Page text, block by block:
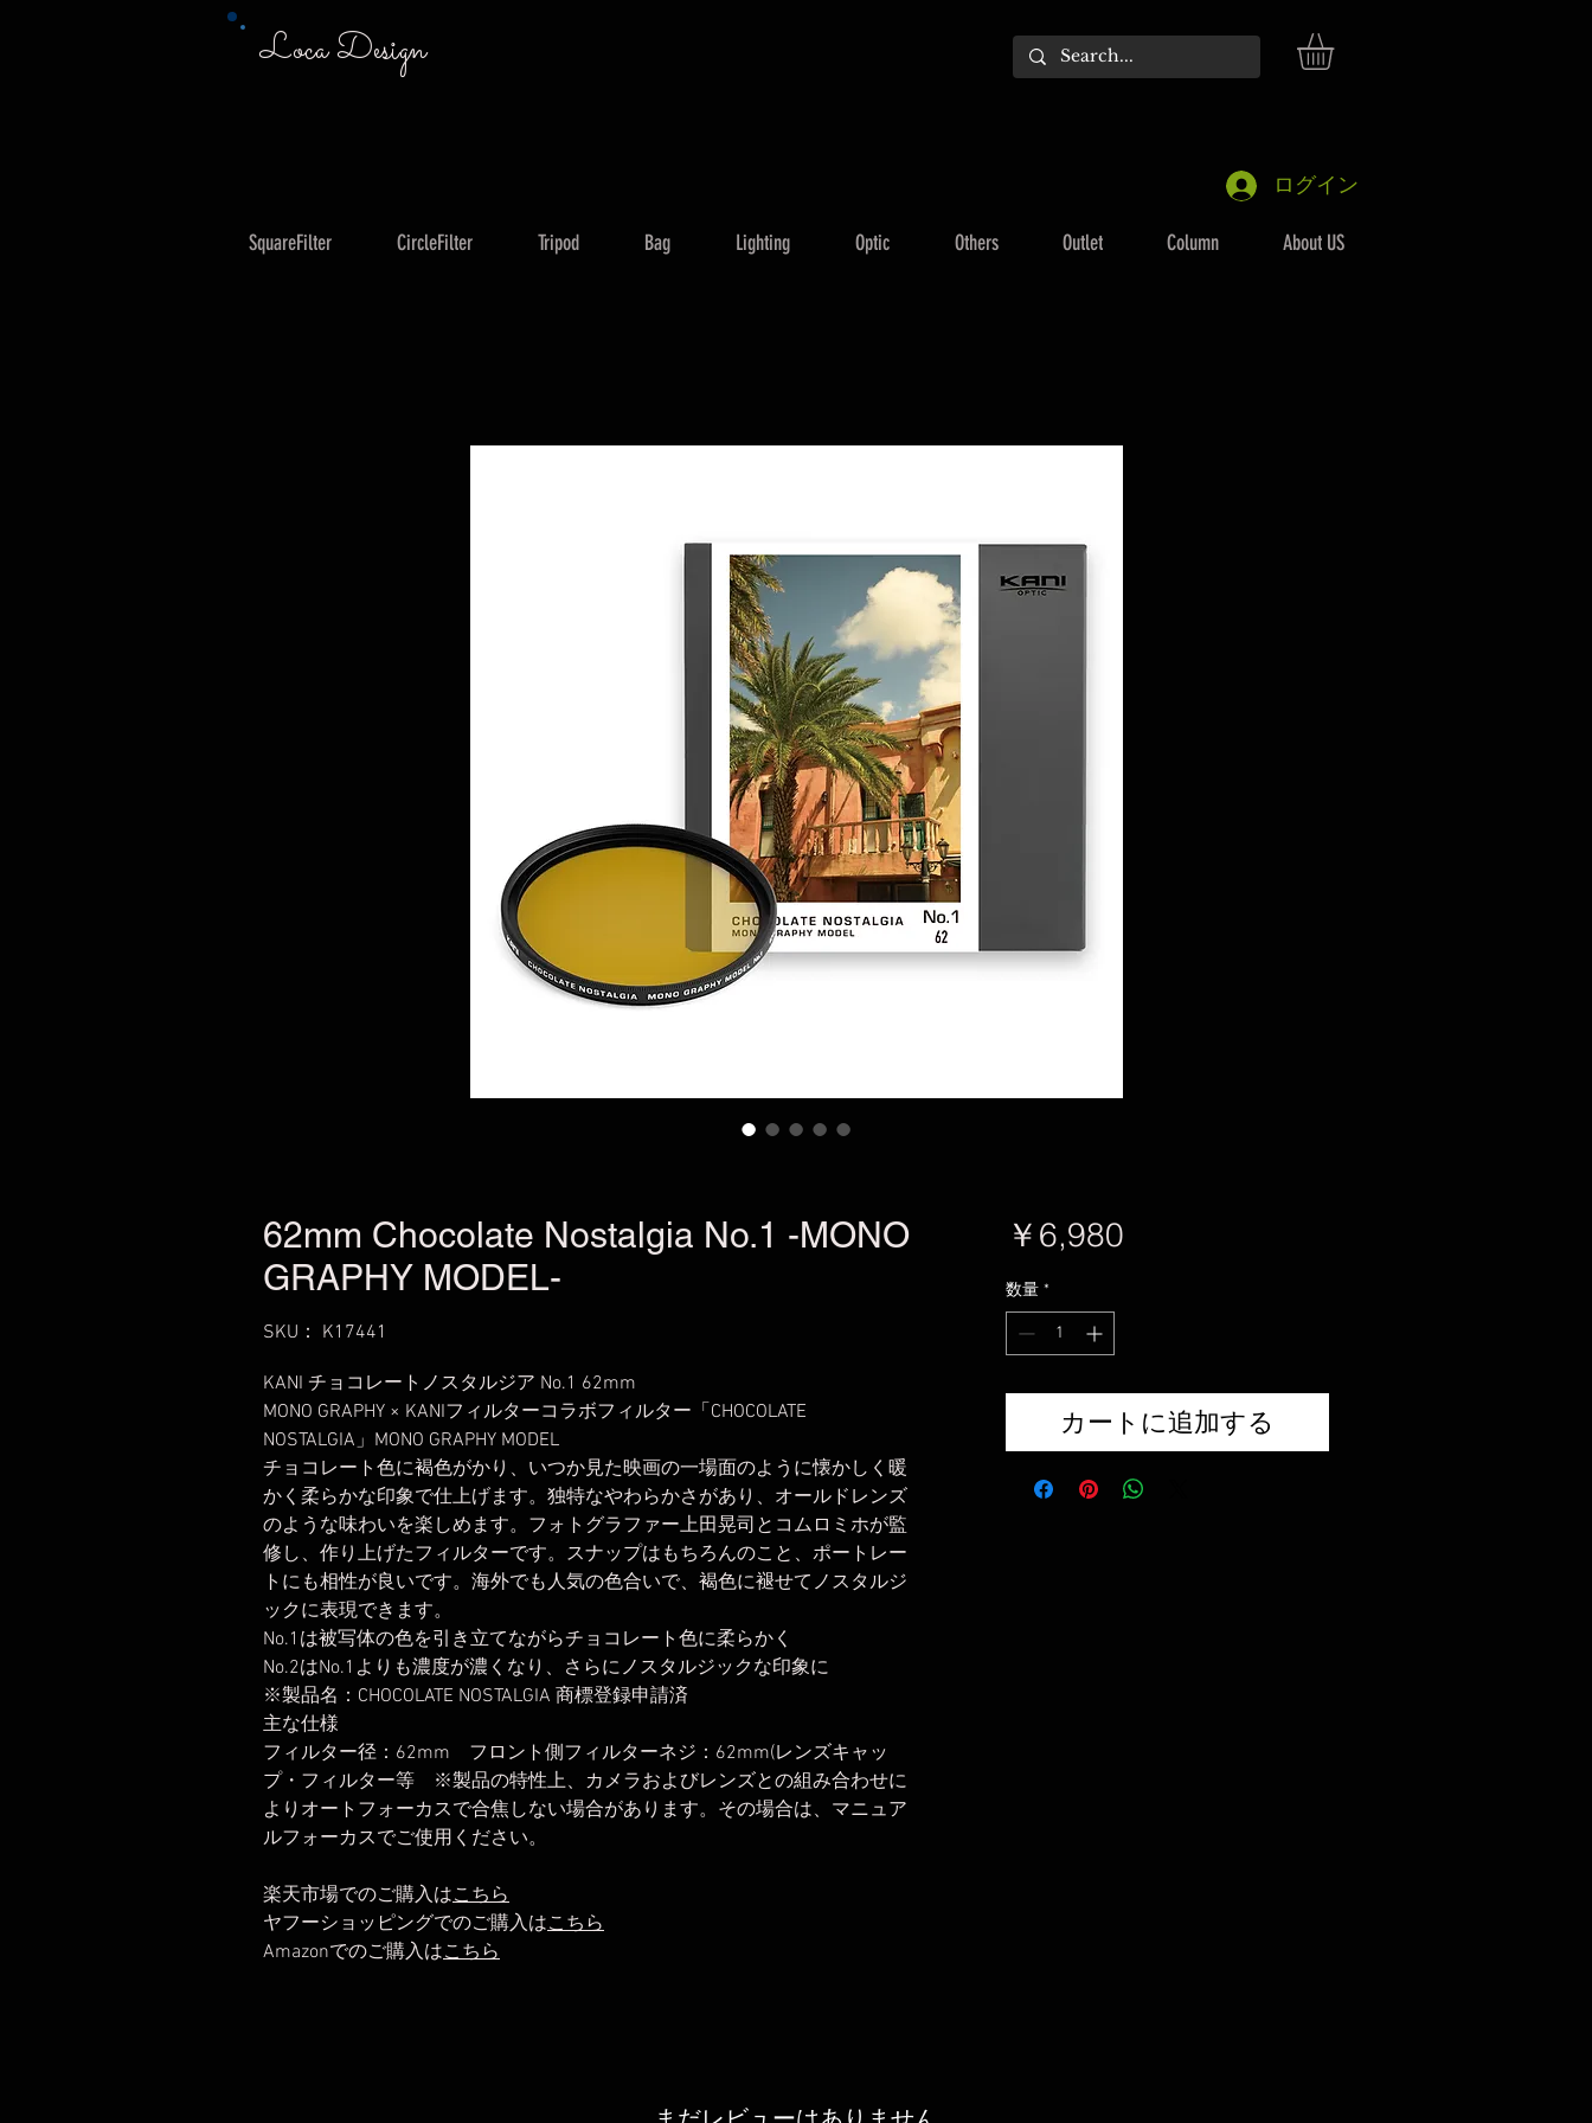
Loca Design
ログイン
SquareFilter CircleFilter Tripod Bag Lighting Optic Others Outlet Column About US
62mm Chocolate Nostalgia No.1 -MONO
GRAPHY MODEL-
SKU： K17441
KANI チョコレートノスタルジア No.1 62mm
MONO GRAPHY × KANIフィルターコラボフィルター「CHOCOLATE
NOSTALGIA」MONO GRAPHY MODEL
チョコレート色に褐色がかり、いつか見た映画の一場面のように懐かしく暖
かく柔らかな印象で仕上げます。独特なやわらかさがあり、オールドレンズ
のような味わいを楽しめます。フォトグラファー上田晃司とコムロミホが監
修し、作り上げたフィルターです。スナップはもちろんのこと、ポートレー
トにも相性が良いです。海外でも人気の色合いで、褐色に褪せてノスタルジ
ックに表現できます。
No.1は被写体の色を引き立てながらチョコレート色に柔らかく
No.2はNo.1よりも濃度が濃くなり、さらにノスタルジックな印象に
※製品名：CHOCOLATE NOSTALGIA 商標登録申請済
主な仕様
フィルター径：62mm フロント側フィルターネジ：62mm(レンズキャッ
プ・フィルター等 ※製品の特性上、カメラおよびレンズとの組み合わせに
よりオートフォーカスで合焦しない場合があります。その場合は、マニュア
ルフォーカスでご使用ください。
楽天市場でのご購入はこちら
ヤフーショッピングでのご購入はこちら
Amazonでのご購入はこちら
￥6,980価
数量 *
カートに追加する